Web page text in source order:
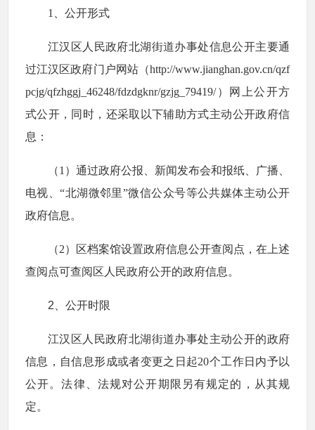
1、公开形式
江汉区人民政府北湖街道办事处信息公开主要通
过江汉区政府门户网站（http://www.jianghan.gov.cn/qzf
pcjg/qfzhggj_46248/fdzdgknr/gzjg_79419/）网上公开方
式公开，同时，还采取以下辅助方式主动公开政府信
息：
（1）通过政府公报、新闻发布会和报纸、广播、
电视、“北湖微邻里”微信公众号等公共媒体主动公开
政府信息。
（2）区档案馆设置政府信息公开查阅点，在上述
查阅点可查阅区人民政府公开的政府信息。
2、公开时限
江汉区人民政府北湖街道办事处主动公开的政府
信息，自信息形成或者变更之日起20个工作日内予以
公开。法律、法规对公开期限另有规定的，从其规
定。